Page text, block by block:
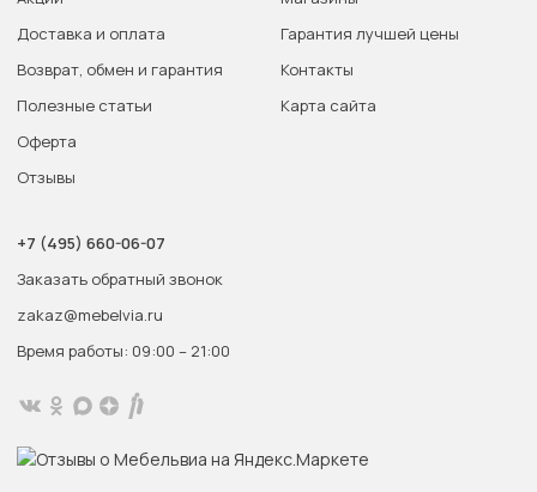
Доставка и оплата
Возврат, обмен и гарантия
Полезные статьи
Оферта
Отзывы
Гарантия лучшей цены
Контакты
Карта сайта
+7 (495) 660-06-07
Заказать обратный звонок
zakaz@mebelvia.ru
Время работы: 09:00 – 21:00